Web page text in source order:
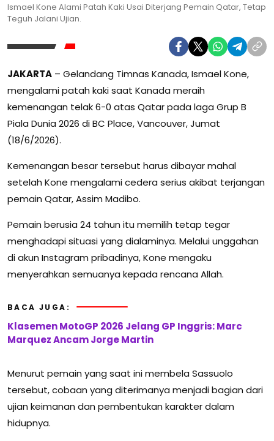
Ismael Kone Alami Patah Kaki Usai Diterjang Pemain Qatar, Tetap
Teguh Jalani Ujian.
JAKARTA – Gelandang Timnas Kanada, Ismael Kone,
mengalami patah kaki saat Kanada meraih
kemenangan telak 6-0 atas Qatar pada laga Grup B
Piala Dunia 2026 di BC Place, Vancouver, Jumat
(18/6/2026).
Kemenangan besar tersebut harus dibayar mahal
setelah Kone mengalami cedera serius akibat terjangan
pemain Qatar, Assim Madibo.
Pemain berusia 24 tahun itu memilih tetap tegar
menghadapi situasi yang dialaminya. Melalui unggahan
di akun Instagram pribadinya, Kone mengaku
menyerahkan semuanya kepada rencana Allah.
BACA JUGA:
Klasemen MotoGP 2026 Jelang GP Inggris: Marc
Marquez Ancam Jorge Martin
Menurut pemain yang saat ini membela Sassuolo
tersebut, cobaan yang diterimanya menjadi bagian dari
ujian keimanan dan pembentukan karakter dalam
hidupnya.